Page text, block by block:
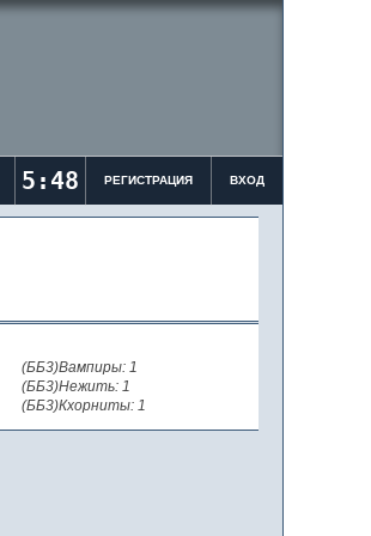
5:48 РЕГИСТРАЦИЯ ВХОД
(ББ3)Вампиры: 1
(ББ3)Нежить: 1
(ББ3)Кхорниты: 1